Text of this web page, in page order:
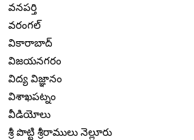
వనపర్తి
వరంగల్
వికారాబాద్
విజయనగరం
విద్య విజ్ఞానం
విశాఖపట్నం
వీడియోలు
శ్రీ పొట్టి శ్రీరాములు నెల్లూరు